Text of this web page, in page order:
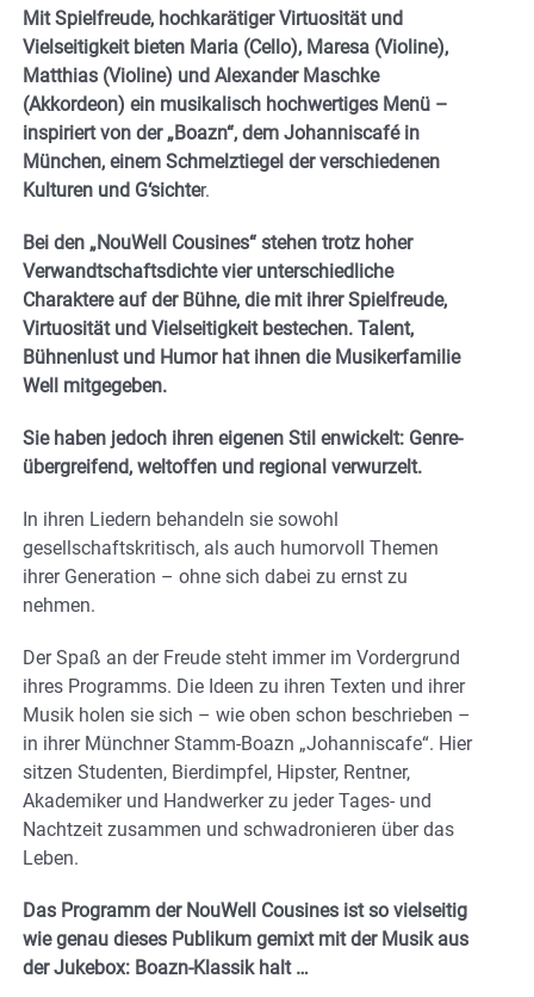
Mit Spielfreude, hochkarätiger Virtuosität und
Vielseitigkeit bieten Maria (Cello), Maresa (Violine),
Matthias (Violine) und Alexander Maschke
(Akkordeon) ein musikalisch hochwertiges Menü –
inspiriert von der „Boazn“, dem Johanniscafé in
München, einem Schmelztiegel der verschiedenen
Kulturen und G‘sichter.
Bei den „NouWell Cousines“ stehen trotz hoher
Verwandtschaftsdichte vier unterschiedliche
Charaktere auf der Bühne, die mit ihrer Spielfreude,
Virtuosität und Vielseitigkeit bestechen. Talent,
Bühnenlust und Humor hat ihnen die Musikerfamilie
Well mitgegeben.
Sie haben jedoch ihren eigenen Stil enwickelt: Genre-
übergreifend, weltoffen und regional verwurzelt.
In ihren Liedern behandeln sie sowohl
gesellschaftskritisch, als auch humorvoll Themen
ihrer Generation – ohne sich dabei zu ernst zu
nehmen.
Der Spaß an der Freude steht immer im Vordergrund
ihres Programms. Die Ideen zu ihren Texten und ihrer
Musik holen sie sich – wie oben schon beschrieben –
in ihrer Münchner Stamm-Boazn „Johanniscafe“. Hier
sitzen Studenten, Bierdimpfel, Hipster, Rentner,
Akademiker und Handwerker zu jeder Tages- und
Nachtzeit zusammen und schwadronieren über das
Leben.
Das Programm der NouWell Cousines ist so vielseitig
wie genau dieses Publikum gemixt mit der Musik aus
der Jukebox: Boazn-Klassik halt …